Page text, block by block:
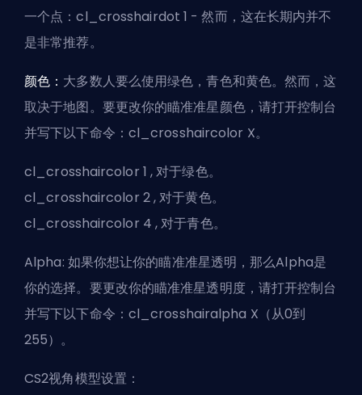
一个点：cl_crosshairdot 1 - 然而，这在长期内并不
是非常推荐。
颜色： 大多数人要么使用绿色，青色和黄色。然而，这
取决于地图。要更改你的瞄准准星颜色，请打开控制台
并写下以下命令：cl_crosshaircolor X。
cl_crosshaircolor 1 , 对于绿色。
cl_crosshaircolor 2 , 对于黄色。
cl_crosshaircolor 4 , 对于青色。
Alpha: 如果你想让你的瞄准准星透明，那么Alpha是
你的选择。要更改你的瞄准准星透明度，请打开控制台
并写下以下命令：cl_crosshairalpha X（从0到
255）。
CS2视角模型设置：